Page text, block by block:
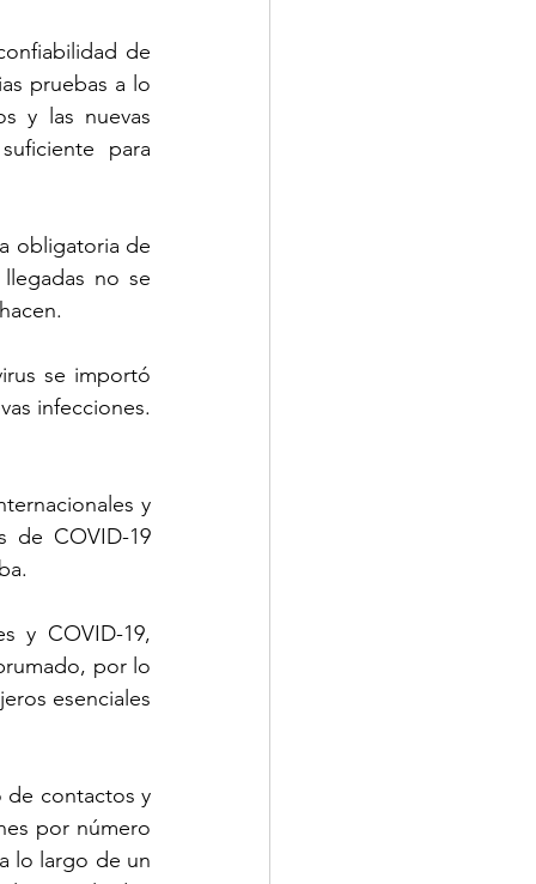
de
pruebas a lo
y las nuevas
para
obligatoria de
no se
se importó
infecciones.
y
de COVID-19
y COVID-19,
por lo
esenciales
de contactos y
por número
lo largo de un